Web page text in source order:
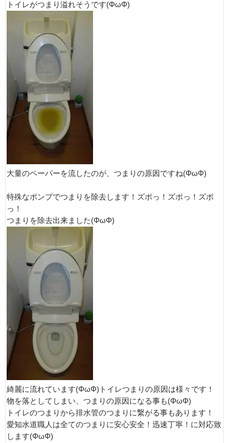
トイレがつまり溢れそうです(ΦωΦ)
大量のペーパーを流したのが、つまりの原因ですね(ΦωΦ)
特殊なポンプでつまりを除去します！ズポっ！ズポっ！ズポ
っ！
つまりを除去出来ました(ΦωΦ)
綺麗に流れています(ΦωΦ)トイレつまりの原因は様々です！
物を落としてしまい、つまりの原因になる事も(ΦωΦ)
トイレのつまりから排水管のつまりに繋がる事もあります！
愛知水道職人は全てのつまりに安心安全！迅速丁寧！に対応致
します(ΦωΦ)